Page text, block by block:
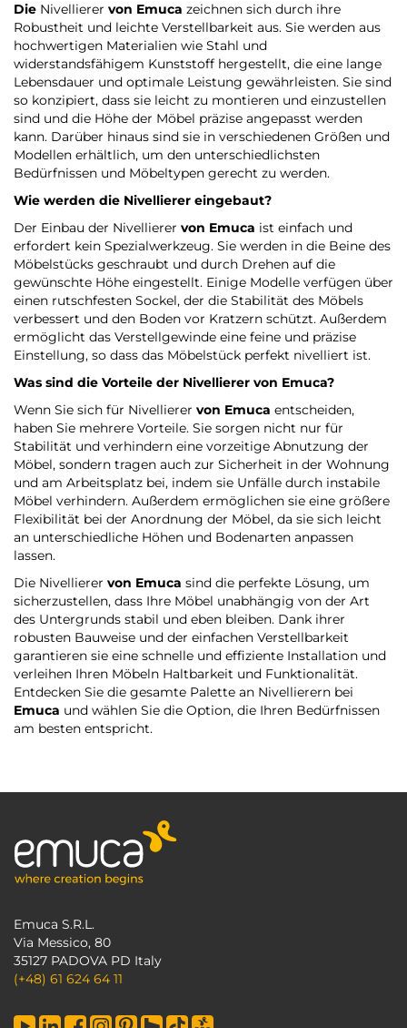
Die Nivellierer von Emuca zeichnen sich durch ihre
Robustheit und leichte Verstellbarkeit aus. Sie werden aus
hochwertigen Materialien wie Stahl und
widerstandsfähigem Kunststoff hergestellt, die eine lange
Lebensdauer und optimale Leistung gewährleisten. Sie sind
so konzipiert, dass sie leicht zu montieren und einzustellen
sind und die Höhe der Möbel präzise angepasst werden
kann. Darüber hinaus sind sie in verschiedenen Größen und
Modellen erhältlich, um den unterschiedlichsten
Bedürfnissen und Möbeltypen gerecht zu werden.
Wie werden die Nivellierer eingebaut?
Der Einbau der Nivellierer von Emuca ist einfach und
erfordert kein Spezialwerkzeug. Sie werden in die Beine des
Möbelstücks geschraubt und durch Drehen auf die
gewünschte Höhe eingestellt. Einige Modelle verfügen über
einen rutschfesten Sockel, der die Stabilität des Möbels
verbessert und den Boden vor Kratzern schützt. Außerdem
ermöglicht das Verstellgewinde eine feine und präzise
Einstellung, so dass das Möbelstück perfekt nivelliert ist.
Was sind die Vorteile der Nivellierer von Emuca?
Wenn Sie sich für Nivellierer von Emuca entscheiden,
haben Sie mehrere Vorteile. Sie sorgen nicht nur für
Stabilität und verhindern eine vorzeitige Abnutzung der
Möbel, sondern tragen auch zur Sicherheit in der Wohnung
und am Arbeitsplatz bei, indem sie Unfälle durch instabile
Möbel verhindern. Außerdem ermöglichen sie eine größere
Flexibilität bei der Anordnung der Möbel, da sie sich leicht
an unterschiedliche Höhen und Bodenarten anpassen
lassen.
Die Nivellierer von Emuca sind die perfekte Lösung, um
sicherzustellen, dass Ihre Möbel unabhängig von der Art
des Untergrunds stabil und eben bleiben. Dank ihrer
robusten Bauweise und der einfachen Verstellbarkeit
garantieren sie eine schnelle und effiziente Installation und
verleihen Ihren Möbeln Haltbarkeit und Funktionalität.
Entdecken Sie die gesamte Palette an Nivellierern bei
Emuca und wählen Sie die Option, die Ihren Bedürfnissen
am besten entspricht.
Emuca S.R.L.
Via Messico, 80
35127 PADOVA PD Italy
(+48) 61 624 64 11